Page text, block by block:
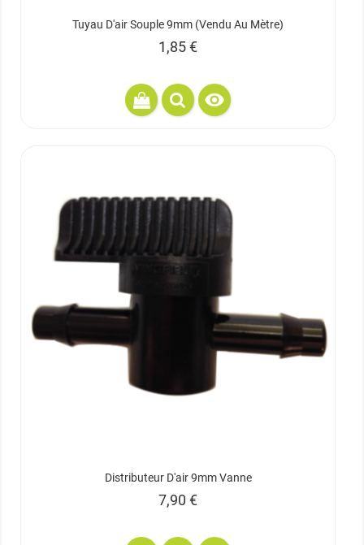
Tuyau D'air Souple 9mm (vendu Au Mètre)
Prix
1,85 €

Distributeur D'air 9mm Vanne
Prix
7,90 €